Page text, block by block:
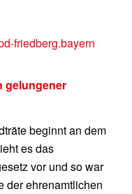
friedberg.bayern
gelungener
beginnt an dem
es das
vor und so war
der ehrenamtlichen